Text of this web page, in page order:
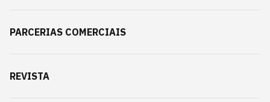
PARCERIAS COMERCIAIS
REVISTA